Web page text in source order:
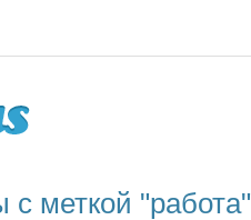
с меткой "работа"